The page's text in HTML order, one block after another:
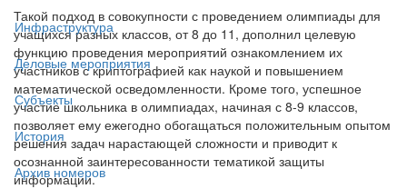
Инфраструктура
Деловые мероприятия
Субъекты
История
Архив номеров
Такой подход в совокупности с проведением олимпиады для
учащихся разных классов, от 8 до 11, дополнил целевую
функцию проведения мероприятий ознакомлением их
участников с криптографией как наукой и повышением
математической осведомленности. Кроме того, успешное
участие школьника в олимпиадах, начиная с 8-9 классов,
позволяет ему ежегодно обогащаться положительным опытом
решения задач нарастающей сложности и приводит к
осознанной заинтересованности тематикой защиты
информации.